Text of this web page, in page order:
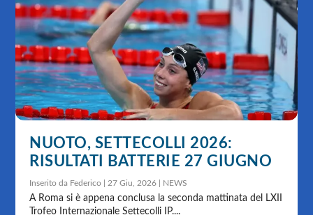
NUOTO, SETTECOLLI 2026:
RISULTATI BATTERIE 27 GIUGNO
Inserito da Federico 27 Giu, 2026 NEWS
A Roma si è appena conclusa la seconda mattinata del LXII
Trofeo Internazionale Settecolli IP....